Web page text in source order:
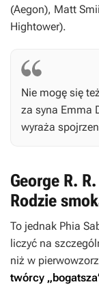
(Aegon), Matt
Hightower).
Nie mogę się
za syna Emma
wyraża
George R.
Rodzie
To jednak Phia
liczyć na
niż w
twórcy